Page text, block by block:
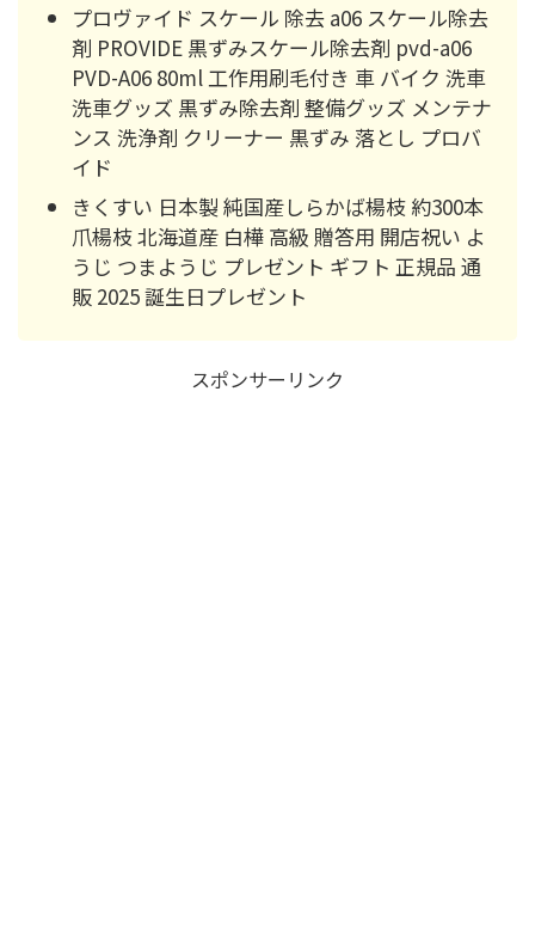
プロヴァイド スケール 除去 a06 スケール除去
剤 PROVIDE 黒ずみスケール除去剤 pvd-a06
PVD-A06 80ml 工作用刷毛付き 車 バイク 洗車
洗車グッズ 黒ずみ除去剤 整備グッズ メンテナ
ンス 洗浄剤 クリーナー 黒ずみ 落とし プロバ
イド
きくすい 日本製 純国産しらかば楊枝 約300本
爪楊枝 北海道産 白樺 高級 贈答用 開店祝い よ
うじ つまようじ プレゼント ギフト 正規品 通
販 2025 誕生日プレゼント
スポンサーリンク